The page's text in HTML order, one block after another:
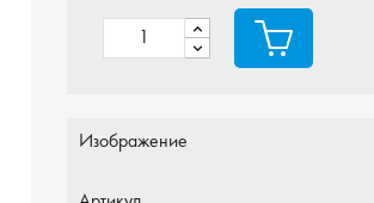
Изображение